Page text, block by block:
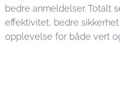
bedre anmeldelser. Totalt
effektivitet, bedre
opplevelse for både vert